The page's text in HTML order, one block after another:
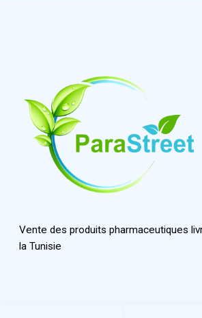
Vente des produits pharmaceutiques
la Tunisie